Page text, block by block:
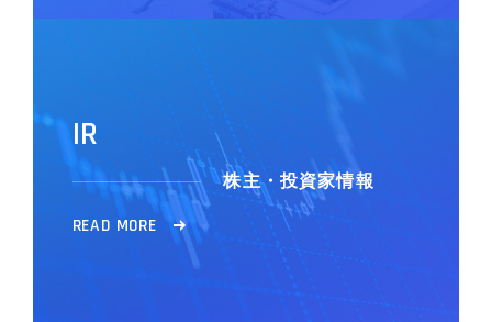
IR
株主・投資家情報
READ MORE